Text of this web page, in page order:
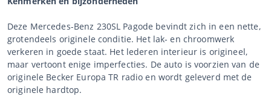
Deze Mercedes-Benz 230SL Pagode bevindt zich in een nette,
grotendeels originele conditie. Het lak- en chroomwerk
verkeren in goede staat. Het lederen interieur is origineel,
maar vertoont enige imperfecties. De auto is voorzien van de
originele Becker Europa TR radio en wordt geleverd met de
originele hardtop.